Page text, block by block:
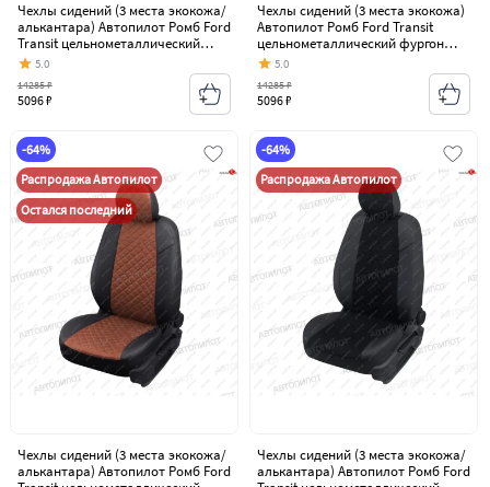
Чехлы сидений (3 места экокожа/
алькантара) Автопилот Ромб Ford
Transit цельнометаллический
фургон (2006-2014)
5.0
5096 ₽
14285 ₽
Чехлы сидений (3 места экокожа)
Автопилот Ромб Ford Transit
цельнометаллический фургон
(2006-2014)
5.0
5096 ₽
14285 ₽
-64%
Распродажа Автопилот
Остался последний
Чехлы сидений (3 места экокожа/
алькантара) Автопилот Ромб Ford
-64%
Распродажа Автопилот
Чехлы сидений (3 места экокожа/
алькантара) Автопилот Ромб Ford